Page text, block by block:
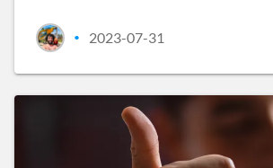
• 2023-07-31